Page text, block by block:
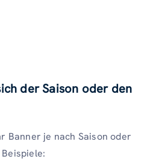
der Saison oder den
Banner je nach Saison oder